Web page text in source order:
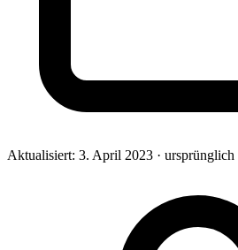
Aktualisiert: 3. April 2023 · ursprünglich